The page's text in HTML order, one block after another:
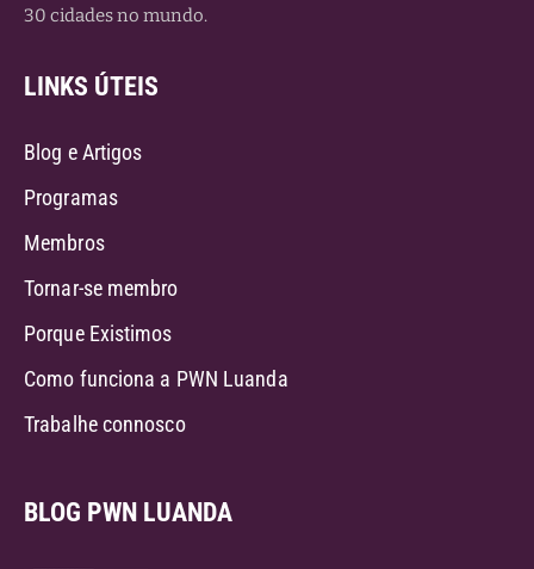
30 cidades no mundo.
LINKS ÚTEIS
Blog e Artigos
Programas
Membros
Tornar-se membro
Porque Existimos
Como funciona a PWN Luanda
Trabalhe connosco
BLOG PWN LUANDA